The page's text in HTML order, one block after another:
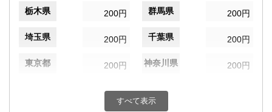
栃木県 200円 群馬県 200円
埼玉県 200円 千葉県 200円
東京都 200円 神奈川県 200円
200円 富山県
すべて表示